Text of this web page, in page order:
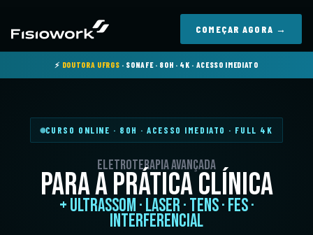
COMEÇAR AGORA →
⚡ DOUTORA UFRGS · SONAFE · 80H · 4K · ACESSO IMEDIATO
CURSO ONLINE · 80H · ACESSO IMEDIATO · FULL 4K
Eletroterapia Avançada
para a Prática Clínica
+ Ultrassom · Laser · TENS · FES ·
Interferencial